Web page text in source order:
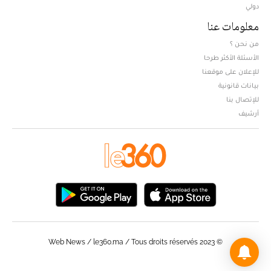
دولي
معلومات عنا
من نحن ؟
الأسئلة الأكثر طرحا
للإعلان على موقعنا
بيانات قانونية
للإتصال بنا
أرشيف
© Web News / le360.ma / Tous droits réservés 2023